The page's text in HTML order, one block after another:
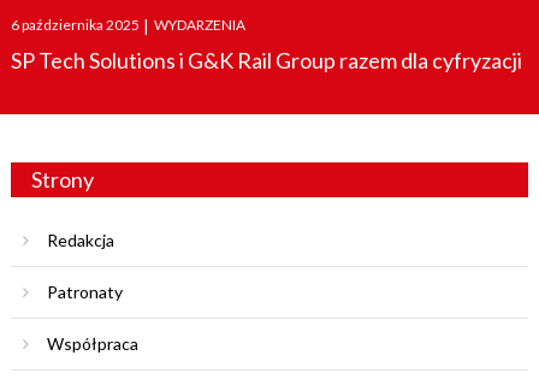
Posted
on
6 października 2025 | WYDARZENIA
SP Tech Solutions i G&K Rail Group razem dla cyfryzacji
Strony
Redakcja
Patronaty
Współpraca